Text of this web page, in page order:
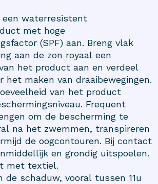
een waterresistent
met hoge
(SPF) aan. Breng vlak
aan de zon royaal een
het product aan en verdeel
het maken van draaibewegingen.
van het product
Frequent
om de bescherming te
na het zwemmen, transpireren
de oogcontouren. Bij contact
en grondig uitspoelen.
met textiel.
de schaduw, vooral tussen 11u